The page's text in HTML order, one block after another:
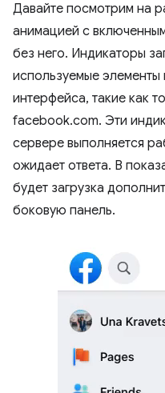
Давайте посмотрим на
анимацией с
без него. Индикаторы
используемые элементы
интерфейса, такие как
facebook.com. Эти
сервере выполняется
ожидает ответа. В
будет загрузка
боковую панель.